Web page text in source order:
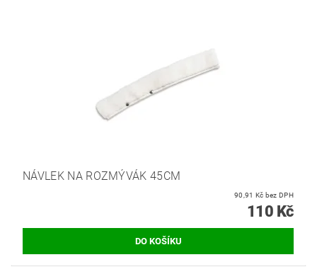
NÁVLEK NA ROZMÝVÁK 45CM
90,91 Kč bez DPH
110 Kč